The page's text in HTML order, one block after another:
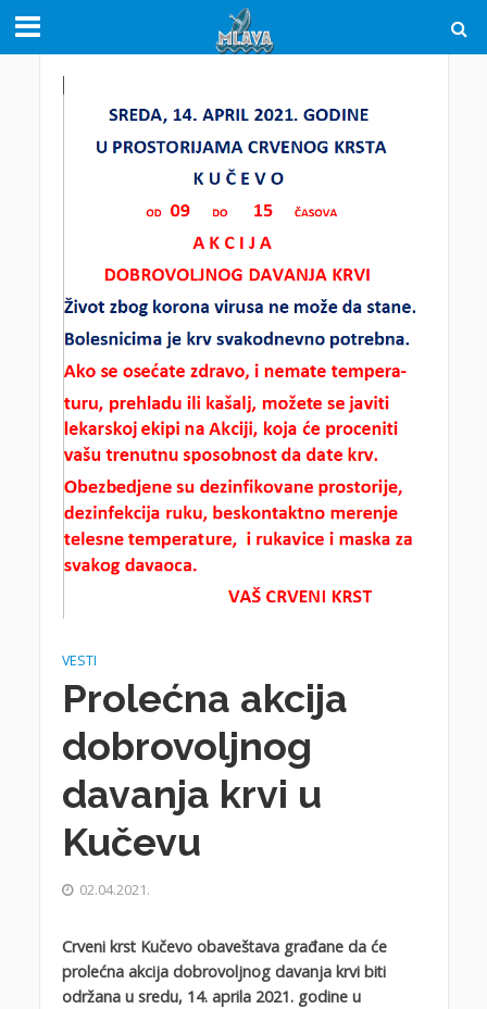
VESTI
Prolećna akcija
dobrovoljnog
davanja krvi u
Kučevu
02.04.2021.
Crveni krst Kučevo obaveštava građane da će
prolećna akcija dobrovoljnog davanja krvi biti
održana u sredu, 14. aprila 2021. godine u